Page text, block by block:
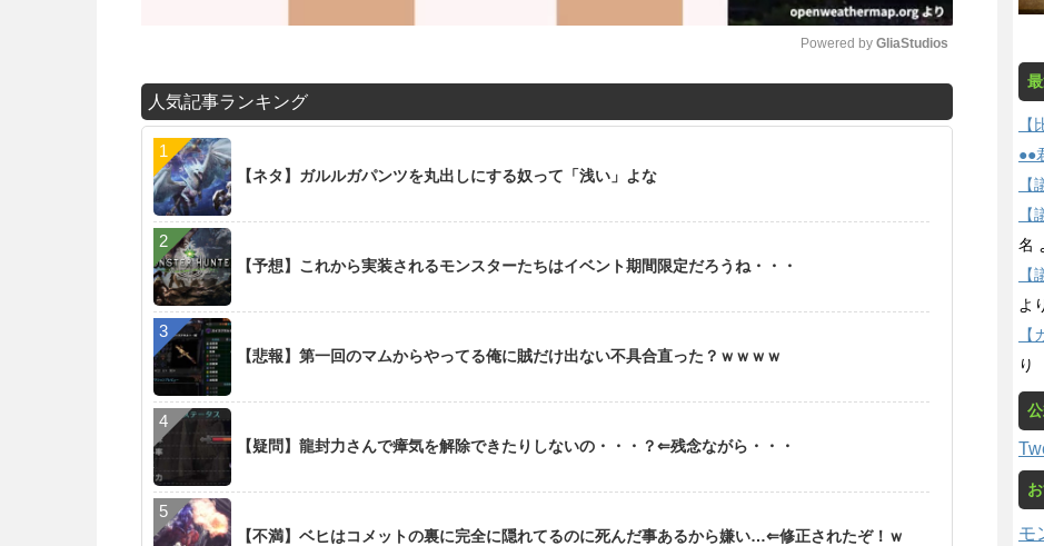
Powered by GliaStudios
人気記事ランキング
【ネタ】ガルルガパンツを丸出しにする奴って「浅い」よな
【予想】これから実装されるモンスターたちはイベント期間限定だろうね・・・
【悲報】第一回のマムからやってる俺に賊だけ出ない不具合直った？ｗｗｗｗ
【疑問】龍封力さんで瘴気を解除できたりしないの・・・？⇐残念ながら・・・
【不満】ベヒはコメットの裏に完全に隠れてるのに死んだ事あるから嫌い…⇐修正されたぞ！ｗ
●●
名
よ
り
モ